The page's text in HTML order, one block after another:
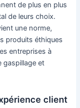
de plus en plus
de leurs choix.
une norme,
produits éthiques
entreprises à
gaspillage et
client